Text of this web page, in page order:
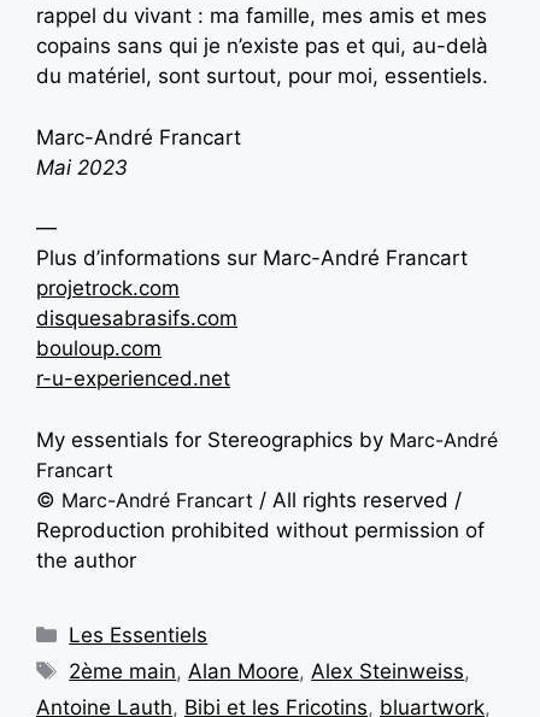
rappel du vivant : ma famille, mes amis et mes
copains sans qui je n’existe pas et qui, au-delà
du matériel, sont surtout, pour moi, essentiels.
Marc-André Francart
Mai 2023
—
Plus d’informations sur Marc-André Francart
projetrock.com
disquesabrasifs.com
bouloup.com
r-u-experienced.net
My essentials for Stereographics by Marc-André
Francart
© Marc-André Francart / All rights reserved /
Reproduction prohibited without permission of
the author
Les Essentiels
2ème main, Alan Moore, Alex Steinweiss,
Antoine Lauth, Bibi et les Fricotins, bluartwork,